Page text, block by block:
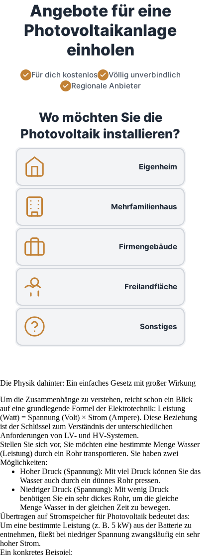
Angebote für eine
Photovoltaikanlage
einholen
Für dich kostenlos
Völlig unverbindlich
Regionale Anbieter
Wo möchten Sie die
Photovoltaik installieren?
Eigenheim
Mehrfamilienhaus
Firmengebäude
Freilandfläche
Sonstiges
Die Physik dahinter: Ein einfaches Gesetz mit großer Wirkung
Um die Zusammenhänge zu verstehen, reicht schon ein Blick
auf eine grundlegende Formel der Elektrotechnik: Leistung
(Watt) = Spannung (Volt) × Strom (Ampere). Diese Beziehung
ist der Schlüssel zum Verständnis der unterschiedlichen
Anforderungen von LV- und HV-Systemen.
Stellen Sie sich vor, Sie möchten eine bestimmte Menge Wasser
(Leistung) durch ein Rohr transportieren. Sie haben zwei
Möglichkeiten:
Hoher Druck (Spannung): Mit viel Druck können Sie das
Wasser auch durch ein dünnes Rohr pressen.
Niedriger Druck (Spannung): Mit wenig Druck
benötigen Sie ein sehr dickes Rohr, um die gleiche
Menge Wasser in der gleichen Zeit zu bewegen.
Übertragen auf Stromspeicher für Photovoltaik bedeutet das:
Um eine bestimmte Leistung (z. B. 5 kW) aus der Batterie zu
entnehmen, fließt bei niedriger Spannung zwangsläufig ein sehr
hoher Strom.
Ein konkretes Beispiel: